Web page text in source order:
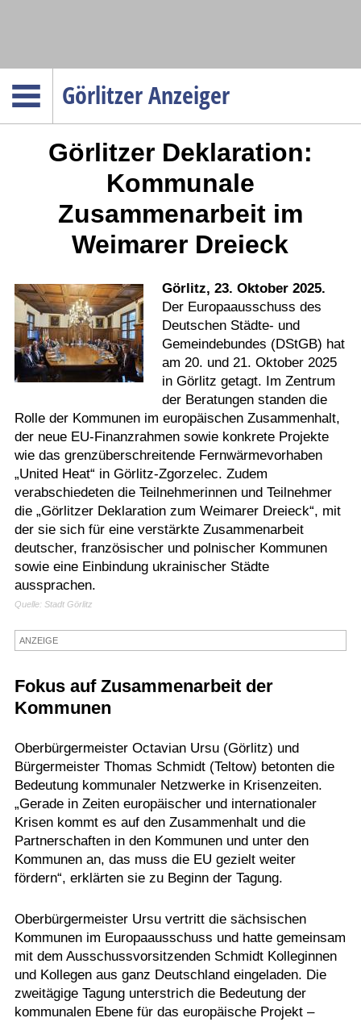
Görlitzer Anzeiger
Menüpunkte
Politik
Wirtschaft
Gesundheit
Kultur
Sport
Termine
Kostenlos
Görlitzer Deklaration:
Kommunale
Zusammenarbeit im
Weimarer Dreieck
Görlitz, 23. Oktober 2025.
Der Europaausschuss des
Deutschen Städte- und
Gemeindebundes (DStGB) hat
am 20. und 21. Oktober 2025
in Görlitz getagt. Im Zentrum
der Beratungen standen die
Rolle der Kommunen im europäischen Zusammenhalt,
der neue EU-Finanzrahmen sowie konkrete Projekte
wie das grenzüberschreitende Fernwärmevorhaben
„United Heat“ in Görlitz-Zgorzelec. Zudem
verabschiedeten die Teilnehmerinnen und Teilnehmer
die „Görlitzer Deklaration zum Weimarer Dreieck“, mit
der sie sich für eine verstärkte Zusammenarbeit
deutscher, französischer und polnischer Kommunen
sowie eine Einbindung ukrainischer Städte
aussprachen.
Quelle: Stadt Görlitz
ANZEIGE
Fokus auf Zusammenarbeit der
Kommunen
Oberbürgermeister Octavian Ursu (Görlitz) und
Bürgermeister Thomas Schmidt (Teltow) betonten die
Bedeutung kommunaler Netzwerke in Krisenzeiten.
„Gerade in Zeiten europäischer und internationaler
Krisen kommt es auf den Zusammenhalt und die
Partnerschaften in den Kommunen und unter den
Kommunen an, das muss die EU gezielt weiter
fördern“, erklärten sie zu Beginn der Tagung.
Oberbürgermeister Ursu vertritt die sächsischen
Kommunen im Europaausschuss und hatte gemeinsam
mit dem Ausschussvorsitzenden Schmidt Kolleginnen
und Kollegen aus ganz Deutschland eingeladen. Die
zweitägige Tagung unterstrich die Bedeutung der
kommunalen Ebene für das europäische Projekt –